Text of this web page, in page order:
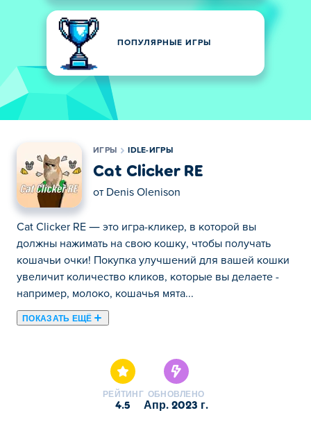
ПОПУЛЯРНЫЕ ИГРЫ
ИГРЫ IDLE-ИГРЫ
Cat Clicker RE
от Denis Olenison
Cat Clicker RE — это игра-кликер, в которой вы
должны нажимать на свою кошку, чтобы получать
кошачьи очки! Покупка улучшений для вашей кошки
увеличит количество кликов, которые вы делаете -
например, молоко, кошачья мята...
ПОКАЗАТЬ ЕЩЁ
кошачьи очки! Покупка улучшений для вашей кошки
увеличит количество кликов, которые вы делаете -
например, молоко, кошачья мята или мышь, с которой
РЕЙТИНГ
4.5
ОБНОВЛЕНО
апр. 2023 г.